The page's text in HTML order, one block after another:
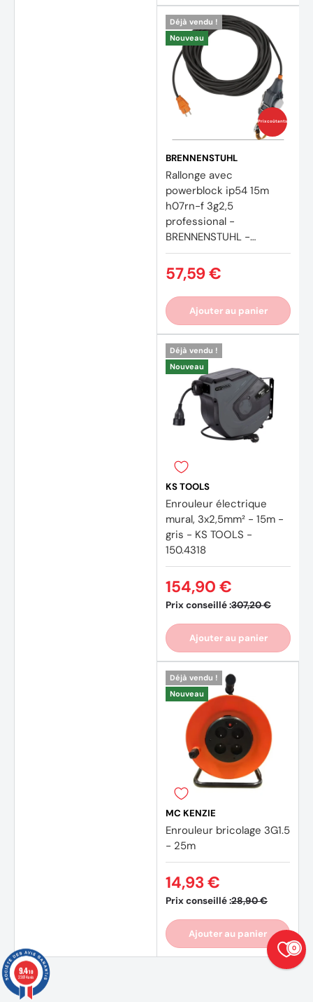
Prix coûtants
Déjà vendu !
Nouveau
BRENNENSTUHL
Rallonge avec
powerblock ip54 15m
h07rn-f 3g2,5
professional -
BRENNENSTUHL -
9162151160
57,59 €
Ajouter au panier
Déjà vendu !
Nouveau
KS TOOLS
Enrouleur électrique
mural, 3x2,5mm² - 15m -
gris - KS TOOLS -
150.4318
Prix conseillé :307,20 €
154,90 €
Ajouter au panier
Déjà vendu !
Nouveau
MC KENZIE
Enrouleur bricolage 3G1.5
- 25m
Prix conseillé :28,90 €
14,93 €
Ajouter au panier
0
9.4/10
23874 avis